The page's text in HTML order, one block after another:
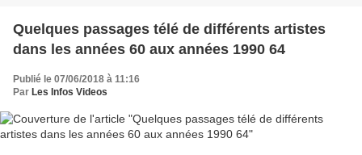
Quelques passages télé de différents artistes
dans les années 60 aux années 1990 64
Publié le 07/06/2018 à 11:16
Par Les Infos Videos